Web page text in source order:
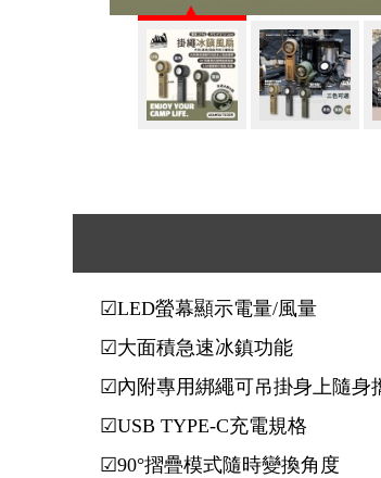
☑LED螢幕顯示電量/風量
☑大面積急速冰鎮功能
☑內附專用綁繩可吊掛身上隨身
☑USB TYPE-C充電規格
☑90°摺疊模式隨時變換角度